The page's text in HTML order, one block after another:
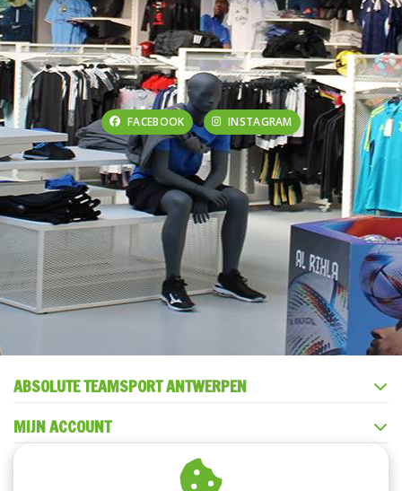
FACEBOOK INSTAGRAM
ABSOLUTE TEAMSPORT ANTWERPEN
MIJN ACCOUNT